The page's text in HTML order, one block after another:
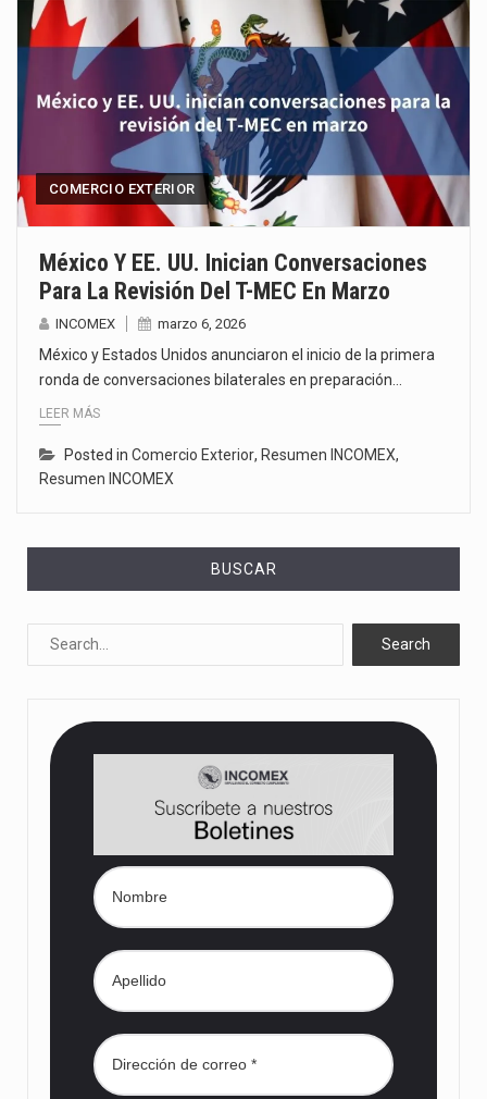
COMERCIO EXTERIOR
México Y EE. UU. Inician Conversaciones
Para La Revisión Del T-MEC En Marzo
INCOMEX marzo 6, 2026
México y Estados Unidos anunciaron el inicio de la primera
ronda de conversaciones bilaterales en preparación…
LEER MÁS
Posted in Comercio Exterior, Resumen INCOMEX,
Resumen INCOMEX
BUSCAR